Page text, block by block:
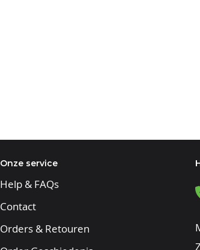
Onze service
Help & FAQs
Contact
Orders & Retouren